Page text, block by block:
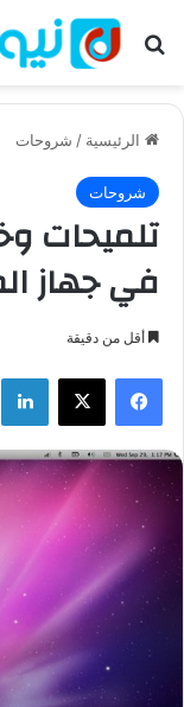
بحث عن
الرئيسية / شروحات
شروحات
تلميحات
في جهاز
أقل من دقيقة
فيسبوك